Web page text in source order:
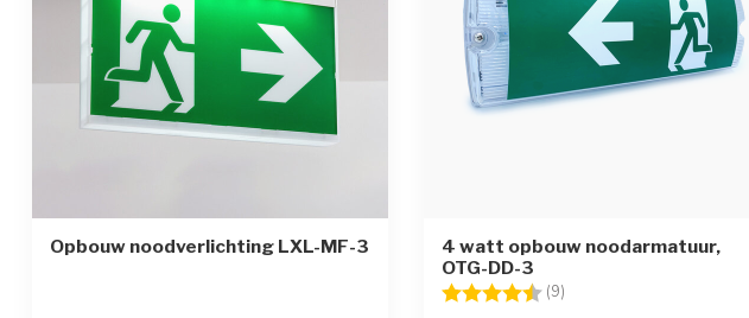
Opbouw noodverlichting LXL-MF-3
4 watt opbouw noodarmatuur,
OTG-DD-3
Beoordeling: (9)